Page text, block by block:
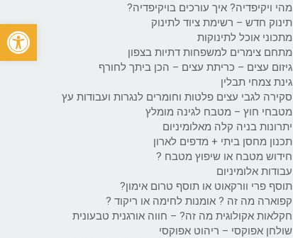
מהי ויקיפדיה? איך עורכים בויקיפדיה?
תינוק חדש – רשימת ציוד לתינוק
מתכוני אוכל לתינוקות
מתחם צימרים למשפחות דתיות בצפון
גיזום עצים – כריתת עצים – הכן ביתך לחורף
גינת צמחי תבלין
סקירה לגבי עצים פלטות וחומרים לנגרות ועבודות עץ
מטבחי חוץ – מטבח לגינה מומלץ
יתרונות בניה קלה מאלומיניום
תכנון מחסן ביתי + מדפים לארון
חידוש מטבח או שיפוץ מטבח ?
עבודות אלומיניום
תוסף פרי וורקאוט או תוסף טרום אימון?
קפוארה מה זה ? אומנות לחימה או ריקוד ?
חקלאות אקולוגית מה זה? – חווה אורגנית טבעונית
שולחן אפוקסי – ריהוט אפוקסי